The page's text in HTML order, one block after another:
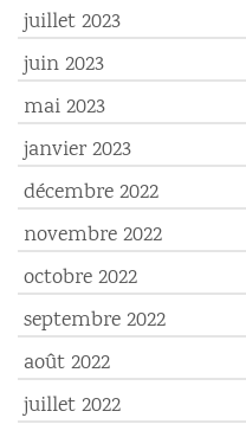
juillet 2023
juin 2023
mai 2023
janvier 2023
décembre 2022
novembre 2022
octobre 2022
septembre 2022
août 2022
juillet 2022